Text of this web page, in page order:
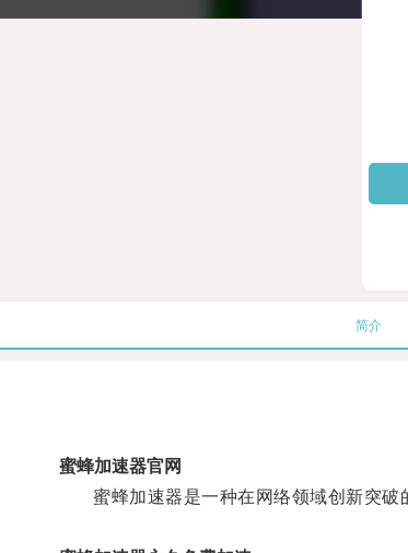
简介
蜜蜂加速器官网
蜜蜂加速器是一种在网络领域创新突破